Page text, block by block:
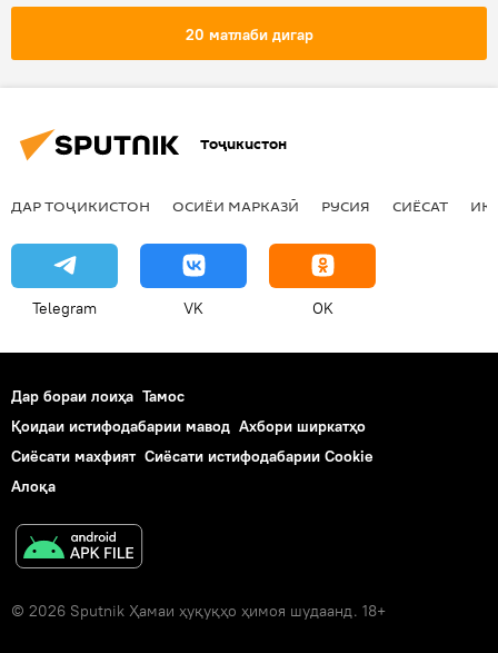
ифтитоҳи консулгарӣ
Дар Русия
20 матлаби дигар
Тоҷикистон
ДАР ТОҶИКИСТОН ОСИЁИ МАРКАЗӢ РУСИЯ СИЁСАТ
Telegram VK OK
Дар бораи лоиҳа Тамос
Қоидаи истифодабарии мавод Ахбори ширкатҳо
Сиёсати махфият Сиёсати истифодабарии Cookie
Алоқа
© 2026 Sputnik Ҳамаи ҳуқуқҳо ҳимоя шудаанд. 18+